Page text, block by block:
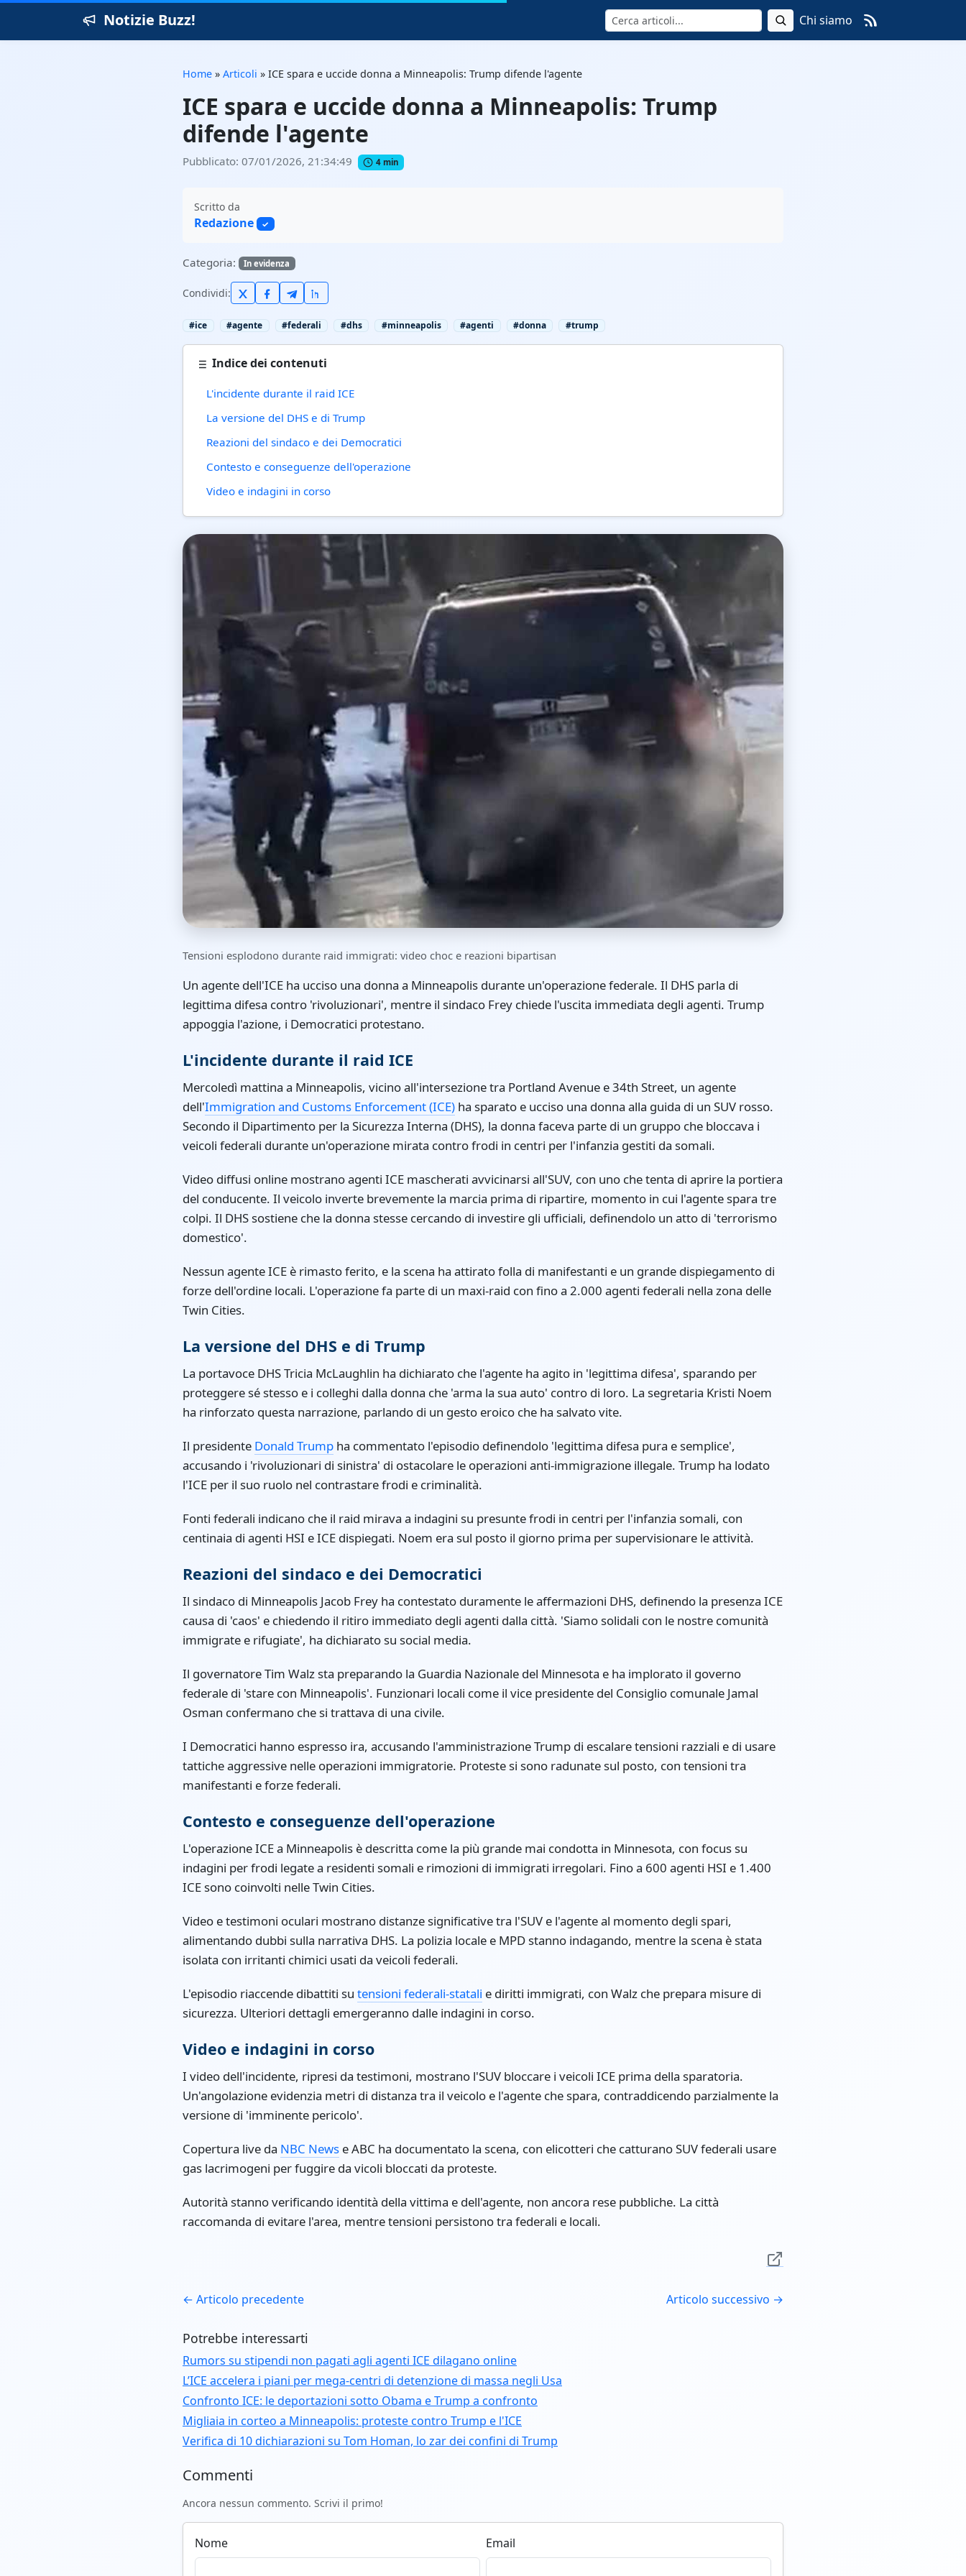
Notizie Buzz! Cerca Chi siamo
Home » Articoli » ICE spara e uccide donna a Minneapolis: Trump difende l'agente
ICE spara e uccide donna a Minneapolis: Trump
difende l'agente
Pubblicato: 07/01/2026, 21:34:49 4 min
Scritto da
Redazione ✓
Categoria: In evidenza
Condividi:
#ice #agente #federali #dhs #minneapolis #agenti #donna #trump
Indice dei contenuti
L'incidente durante il raid ICE
La versione del DHS e di Trump
Reazioni del sindaco e dei Democratici
Contesto e conseguenze dell'operazione
Video e indagini in corso
Tensioni esplodono durante raid immigrati: video choc e reazioni bipartisan
Un agente dell'ICE ha ucciso una donna a Minneapolis durante un'operazione federale. Il DHS parla di
legittima difesa contro 'rivoluzionari', mentre il sindaco Frey chiede l'uscita immediata degli agenti. Trump
appoggia l'azione, i Democratici protestano.
L'incidente durante il raid ICE
Mercoledì mattina a Minneapolis, vicino all'intersezione tra Portland Avenue e 34th Street, un agente
dell'Immigration and Customs Enforcement (ICE) ha sparato e ucciso una donna alla guida di un SUV rosso.
Secondo il Dipartimento per la Sicurezza Interna (DHS), la donna faceva parte di un gruppo che bloccava i
veicoli federali durante un'operazione mirata contro frodi in centri per l'infanzia gestiti da somali.
Video diffusi online mostrano agenti ICE mascherati avvicinarsi all'SUV, con uno che tenta di aprire la portiera
del conducente. Il veicolo inverte brevemente la marcia prima di ripartire, momento in cui l'agente spara tre
colpi. Il DHS sostiene che la donna stesse cercando di investire gli ufficiali, definendolo un atto di 'terrorismo
domestico'.
Nessun agente ICE è rimasto ferito, e la scena ha attirato folla di manifestanti e un grande dispiegamento di
forze dell'ordine locali. L'operazione fa parte di un maxi-raid con fino a 2.000 agenti federali nella zona delle
Twin Cities.
La versione del DHS e di Trump
La portavoce DHS Tricia McLaughlin ha dichiarato che l'agente ha agito in 'legittima difesa', sparando per
proteggere sé stesso e i colleghi dalla donna che 'arma la sua auto' contro di loro. La segretaria Kristi Noem
ha rinforzato questa narrazione, parlando di un gesto eroico che ha salvato vite.
Il presidente Donald Trump ha commentato l'episodio definendolo 'legittima difesa pura e semplice',
accusando i 'rivoluzionari di sinistra' di ostacolare le operazioni anti-immigrazione illegale. Trump ha lodato
l'ICE per il suo ruolo nel contrastare frodi e criminalità.
Fonti federali indicano che il raid mirava a indagini su presunte frodi in centri per l'infanzia somali, con
centinaia di agenti HSI e ICE dispiegati. Noem era sul posto il giorno prima per supervisionare le attività.
Reazioni del sindaco e dei Democratici
Il sindaco di Minneapolis Jacob Frey ha contestato duramente le affermazioni DHS, definendo la presenza ICE
causa di 'caos' e chiedendo il ritiro immediato degli agenti dalla città. 'Siamo solidali con le nostre comunità
immigrate e rifugiate', ha dichiarato su social media.
Il governatore Tim Walz sta preparando la Guardia Nazionale del Minnesota e ha implorato il governo
federale di 'stare con Minneapolis'. Funzionari locali come il vice presidente del Consiglio comunale Jamal
Osman confermano che si trattava di una civile.
I Democratici hanno espresso ira, accusando l'amministrazione Trump di escalare tensioni razziali e di usare
tattiche aggressive nelle operazioni immigratorie. Proteste si sono radunate sul posto, con tensioni tra
manifestanti e forze federali.
Contesto e conseguenze dell'operazione
L'operazione ICE a Minneapolis è descritta come la più grande mai condotta in Minnesota, con focus su
indagini per frodi legate a residenti somali e rimozioni di immigrati irregolari. Fino a 600 agenti HSI e 1.400
ICE sono coinvolti nelle Twin Cities.
Video e testimoni oculari mostrano distanze significative tra l'SUV e l'agente al momento degli spari,
alimentando dubbi sulla narrativa DHS. La polizia locale e MPD stanno indagando, mentre la scena è stata
isolata con irritanti chimici usati da veicoli federali.
L'episodio riaccende dibattiti su tensioni federali-statali e diritti immigrati, con Walz che prepara misure di
sicurezza. Ulteriori dettagli emergeranno dalle indagini in corso.
Video e indagini in corso
I video dell'incidente, ripresi da testimoni, mostrano l'SUV bloccare i veicoli ICE prima della sparatoria.
Un'angolazione evidenzia metri di distanza tra il veicolo e l'agente che spara, contraddicendo parzialmente la
versione di 'imminente pericolo'.
Copertura live da NBC News e ABC ha documentato la scena, con elicotteri che catturano SUV federali usare
gas lacrimogeni per fuggire da vicoli bloccati da proteste.
Autorità stanno verificando identità della vittima e dell'agente, non ancora rese pubbliche. La città
raccomanda di evitare l'area, mentre tensioni persistono tra federali e locali.
← Articolo precedente Articolo successivo →
Potrebbe interessarti
Rumors su stipendi non pagati agli agenti ICE dilagano online
L’ICE accelera i piani per mega-centri di detenzione di massa negli Usa
Confronto ICE: le deportazioni sotto Obama e Trump a confronto
Migliaia in corteo a Minneapolis: proteste contro Trump e l'ICE
Verifica di 10 dichiarazioni su Tom Homan, lo zar dei confini di Trump
Commenti
Ancora nessun commento. Scrivi il primo!
Nome Email